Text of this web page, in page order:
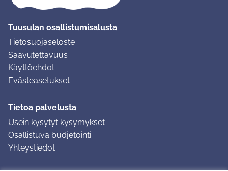
Tuusulan osallistumisalusta
Tietosuojaseloste
Saavutettavuus
Käyttöehdot
Evästeasetukset
Tietoa palvelusta
Usein kysytyt kysymykset
Osallistuva budjetointi
Yhteystiedot